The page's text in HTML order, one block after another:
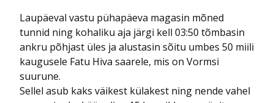
Laupäeval vastu pühapäeva magasin mõned
tunnid ning kohaliku aja järgi kell 03:50 tõmbasin
ankru põhjast üles ja alustasin sõitu umbes 50 miili
kaugusele Fatu Hiva saarele, mis on Vormsi
suurune.
Sellel asub kaks väikest külakest ning nende vahel